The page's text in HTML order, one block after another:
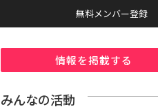
無料メンバー登録
情報を掲載する
みんなの活動